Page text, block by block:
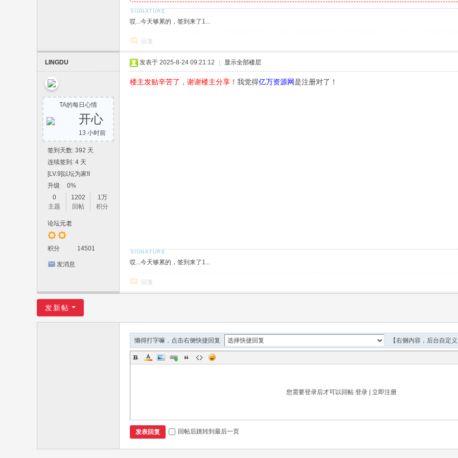
哎...今天够累的，签到来了1...
回复
LINGDU
TA的每日心情
开心
13 小时前
签到天数: 392 天
连续签到: 4 天
[LV.9]以坛为家II
升级
0%
0
主题
1202
回帖
1万
积分
论坛元老
积分 14501
发消息
发表于 2025-8-24 09:21:12 显示全部楼层
楼主发贴辛苦了，谢谢楼主分享！ 我觉得亿万资源网是注册对了！
哎...今天够累的，签到来了1...
回复
发新帖
懒得打字嘛，点击右侧快捷回复 【右侧内容，后台自定
您需要登录后才可以回帖 登录| 立即注册
发表回复 回帖后跳转到最后一页